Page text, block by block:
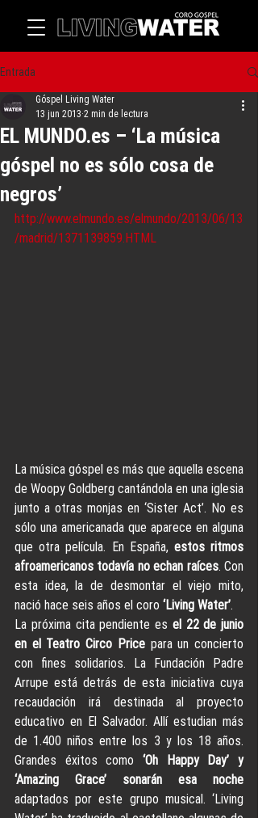
Entrada
EL MUNDO.es – ‘La música
góspel no es sólo cosa de
negros’
Góspel Living Water
13 jun 2013 2 min de lectura
http://www.elmundo.es/elmundo/2013/06/13
/madrid/1371139859.HTML
La música góspel es más que aquella escena
de Woopy Goldberg cantándola en una iglesia
junto a otras monjas en ‘Sister Act’. No es
sólo una americanada que aparece en alguna
que otra película. En España, estos ritmos
afroamericanos todavía no echan raíces. Con
esta idea, la de desmontar el viejo mito,
nació hace seis años el coro ‘Living Water’.
La próxima cita pendiente es el 22 de junio
en el Teatro Circo Price para un concierto
con fines solidarios. La Fundación Padre
Arrupe está detrás de esta iniciativa cuya
recaudación irá destinada al proyecto
educativo en El Salvador. Allí estudian más
de 1.400 niños entre los 3 y los 18 años.
Grandes éxitos como ‘Oh Happy Day’ y
‘Amazing Grace’ sonarán esa noche
adaptados por este grupo musical. ‘Living